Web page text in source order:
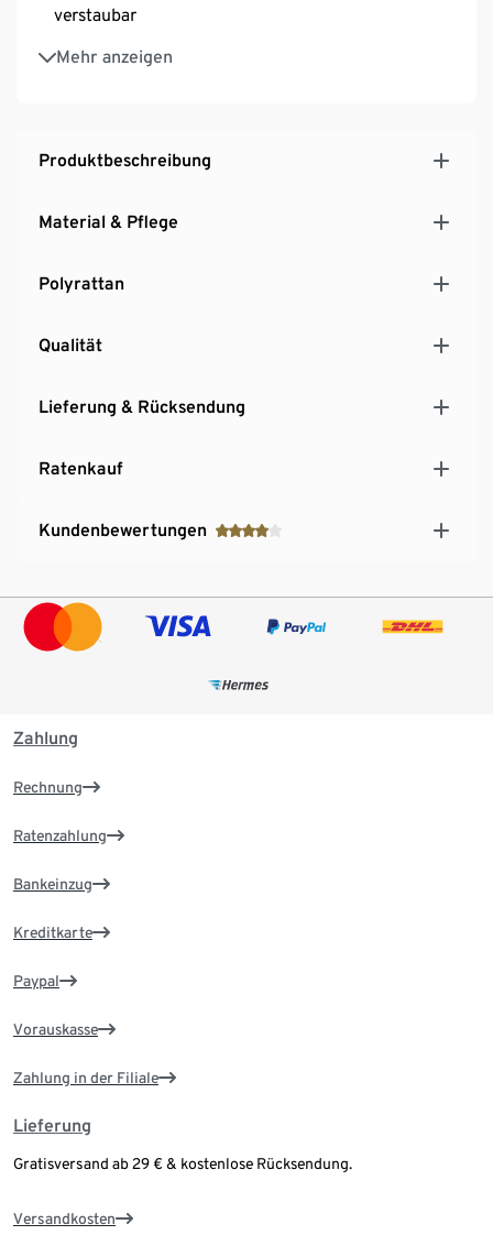
verstaubar
Mehr anzeigen
Inkl. passender Auflagen – Bezüge abziehbar und
hochwertigem Polyrattan-Geflecht
UV- und witterungsbeständig
Produktbeschreibung
Material & Pflege
Polyrattan
Qualität
Lieferung & Rücksendung
Ratenkauf
Kundenbewertungen
Zahlung
Rechnung
Ratenzahlung
Bankeinzug
Kreditkarte
Paypal
Vorauskasse
Zahlung in der Filiale
Lieferung
Gratisversand ab 29 € & kostenlose Rücksendung.
Versandkosten